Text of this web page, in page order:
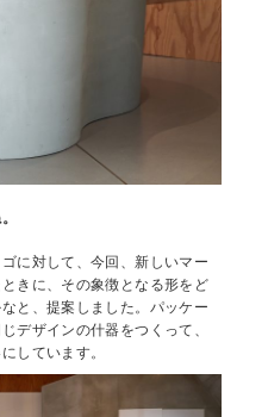
に対して、今回、新しいマー
きに、その象徴となる形をど
と、提案しました。パッケー
デザインの什器をつくって、
しています。